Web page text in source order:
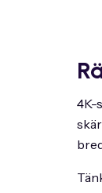
4K-